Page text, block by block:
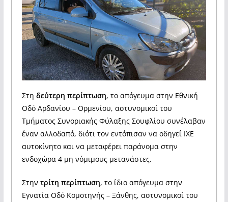
Στη δεύτερη περίπτωση, το απόγευμα στην Εθνική
Οδό Αρδανίου – Ορμενίου, αστυνομικοί του
Τμήματος Συνοριακής Φύλαξης Σουφλίου συνέλαβαν
έναν αλλοδαπό, διότι τον εντόπισαν να οδηγεί ΙΧΕ
αυτοκίνητο και να μεταφέρει παράνομα στην
ενδοχώρα 4 μη νόμιμους μετανάστες.
Στην τρίτη περίπτωση, το ίδιο απόγευμα στην
Εγνατία Οδό Κομοτηνής – Ξάνθης, αστυνομικοί του